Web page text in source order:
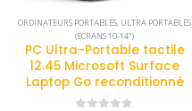
ORDINATEURS PORTABLES, ULTRA PORTABLES
(ECRANS 10-14")
PC Ultra-Portable tactile
12.45 Microsoft Surface
Laptop Go reconditionné